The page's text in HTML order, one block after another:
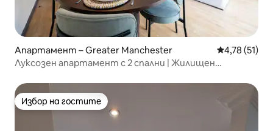
Апартамент – Greater Manchester Средна
4,78 (51)
Луксозен апартамент с 2 спални | Жилищен
Избор на гостите
Избор на гостите